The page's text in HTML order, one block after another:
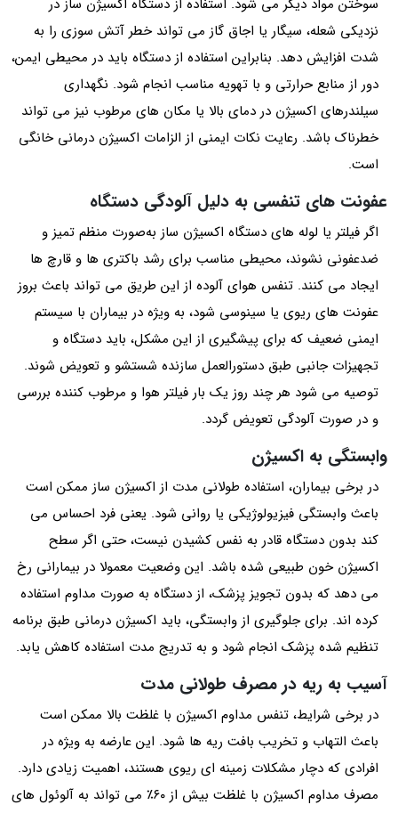
سوختن مواد دیگر می شود. استفاده از دستگاه اکسیژن‌ ساز در
نزدیکی شعله، سیگار یا اجاق گاز می تواند خطر آتش‌ سوزی را به‌
شدت افزایش دهد. بنابراین استفاده از دستگاه باید در محیطی ایمن،
دور از منابع حرارتی و با تهویه مناسب انجام شود. نگهداری
سیلندرهای اکسیژن در دمای بالا یا مکان‌ های مرطوب نیز می‌ تواند
خطرناک باشد. رعایت نکات ایمنی از الزامات اکسیژن‌ درمانی خانگی
است.
عفونت‌ های تنفسی به‌ دلیل آلودگی دستگاه
اگر فیلتر یا لوله‌ های دستگاه اکسیژن‌ ساز به‌صورت منظم تمیز و
ضدعفونی نشوند، محیطی مناسب برای رشد باکتری‌ ها و قارچ‌ ها
ایجاد می کنند. تنفس هوای آلوده از این طریق می تواند باعث بروز
عفونت‌ های ریوی یا سینوسی شود، به ویژه در بیماران با سیستم
ایمنی ضعیف که برای پیشگیری از این مشکل، باید دستگاه و
تجهیزات جانبی طبق دستورالعمل سازنده شستشو و تعویض شوند.
توصیه می‌ شود هر چند روز یک‌ بار فیلتر هوا و مرطوب‌ کننده بررسی
و در صورت آلودگی تعویض گردد.
وابستگی به اکسیژن
در برخی بیماران، استفاده طولانی‌ مدت از اکسیژن‌ ساز ممکن است
باعث وابستگی فیزیولوژیکی یا روانی شود. یعنی فرد احساس می
کند بدون دستگاه قادر به نفس کشیدن نیست، حتی اگر سطح
اکسیژن خون طبیعی شده باشد. این وضعیت معمولا در بیمارانی رخ
می دهد که بدون تجویز پزشک، از دستگاه به‌ صورت مداوم استفاده
کرده اند. برای جلوگیری از وابستگی، باید اکسیژن‌ درمانی طبق برنامه
تنظیم‌ شده پزشک انجام شود و به تدریج مدت استفاده کاهش یابد.
آسیب به ریه در مصرف طولانی مدت
در برخی شرایط، تنفس مداوم اکسیژن با غلظت بالا ممکن است
باعث التهاب و تخریب بافت ریه‌ ها شود. این عارضه به‌ ویژه در
افرادی که دچار مشکلات زمینه ای ریوی هستند، اهمیت زیادی دارد.
مصرف مداوم اکسیژن با غلظت بیش از ۶۰٪ می تواند به آلوئول‌ های